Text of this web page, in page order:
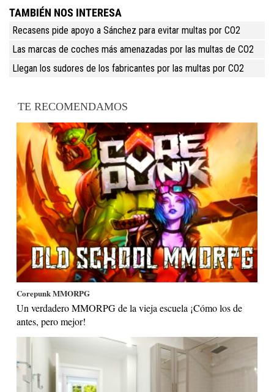
TAMBIÉN NOS INTERESA
Recasens pide apoyo a Sánchez para evitar multas por CO2
Las marcas de coches más amenazadas por las multas de CO2
Llegan los sudores de los fabricantes por las multas por CO2
TE RECOMENDAMOS
Corepunk MMORPG
Un verdadero MMORPG de la vieja escuela ¡Cómo los de
antes, pero mejor!